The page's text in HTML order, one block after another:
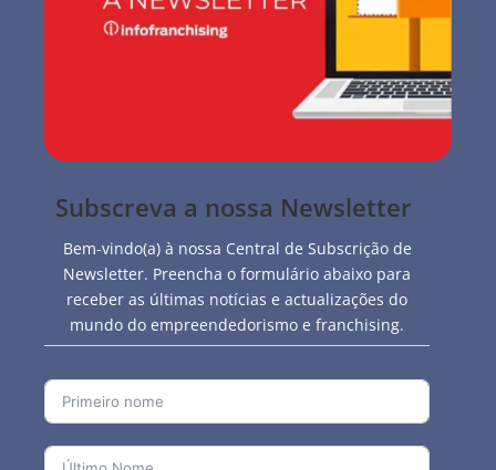
Subscreva a nossa Newsletter
Bem-vindo(a) à nossa Central de Subscrição de
Newsletter. Preencha o formulário abaixo para
receber as últimas notícias e actualizações do
mundo do empreendedorismo e franchising.